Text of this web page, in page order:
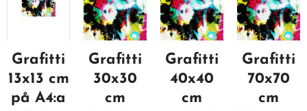
Grafitti
13x13 cm
på A4:a
Grafitti
30x30
cm
Grafitti
40x40
cm
Grafitti
70x70
cm